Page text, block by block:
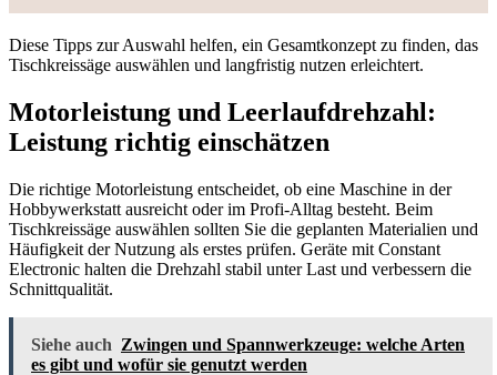
Diese Tipps zur Auswahl helfen, ein Gesamtkonzept zu finden, das
Tischkreissäge auswählen und langfristig nutzen erleichtert.
Motorleistung und Leerlaufdrehzahl:
Leistung richtig einschätzen
Die richtige Motorleistung entscheidet, ob eine Maschine in der
Hobbywerkstatt ausreicht oder im Profi-Alltag besteht. Beim
Tischkreissäge auswählen sollten Sie die geplanten Materialien und
Häufigkeit der Nutzung als erstes prüfen. Geräte mit Constant
Electronic halten die Drehzahl stabil unter Last und verbessern die
Schnittqualität.
Siehe auch Zwingen und Spannwerkzeuge: welche Arten
es gibt und wofür sie genutzt werden